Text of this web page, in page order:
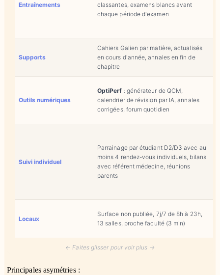
Entraînements
classantes, examens blancs avant
chaque période d'examen
Supports
Cahiers Galien par matière, actualisés
en cours d'année, annales en fin de
chapitre
Outils numériques
OptiPerf : générateur de QCM,
calendrier de révision par IA, annales
corrigées, forum quotidien
Suivi individuel
Parrainage par étudiant D2/D3 avec au
moins 4 rendez-vous individuels, bilans
avec référent médecine, réunions
parents
Locaux
Surface non publiée, 7j/7 de 8h à 23h,
13 salles, proche faculté (3 min)
← Faites glisser pour voir plus →
Principales asymétries :